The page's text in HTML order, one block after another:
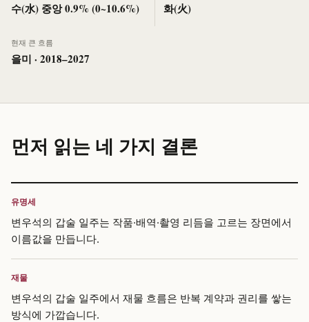
수(水) 중앙 0.9% (0~10.6%) 화(火)
현재 큰 흐름
을미 · 2018–2027
먼저 읽는 네 가지 결론
유명세
변우석의 갑술 일주는 작품·배역·촬영 리듬을 고르는 장면에서
이름값을 만듭니다.
재물
변우석의 갑술 일주에서 재물 흐름은 반복 계약과 권리를 쌓는
방식에 가깝습니다.